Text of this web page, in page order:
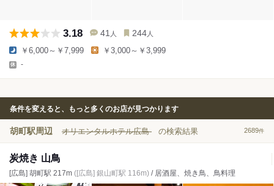
3.18 41 人 244 人
￥6,000～￥7,999 ￥3,000～￥3,999
-
条件を変えると、もっと多くのお店が見つかります
胡町駅周辺 オリエンタルホテル広島 の検索結果 2689件
炭焼き 山鳥
[広島] 胡町駅 217m ([広島] 銀山町駅 116m) / 居酒屋、焼き鳥、鳥料理